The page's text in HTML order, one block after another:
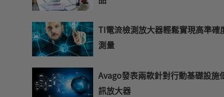
TI電流檢測放大器輕鬆實現高準確
測量
Avago發表兩款針對行動基礎設施
訊放大器